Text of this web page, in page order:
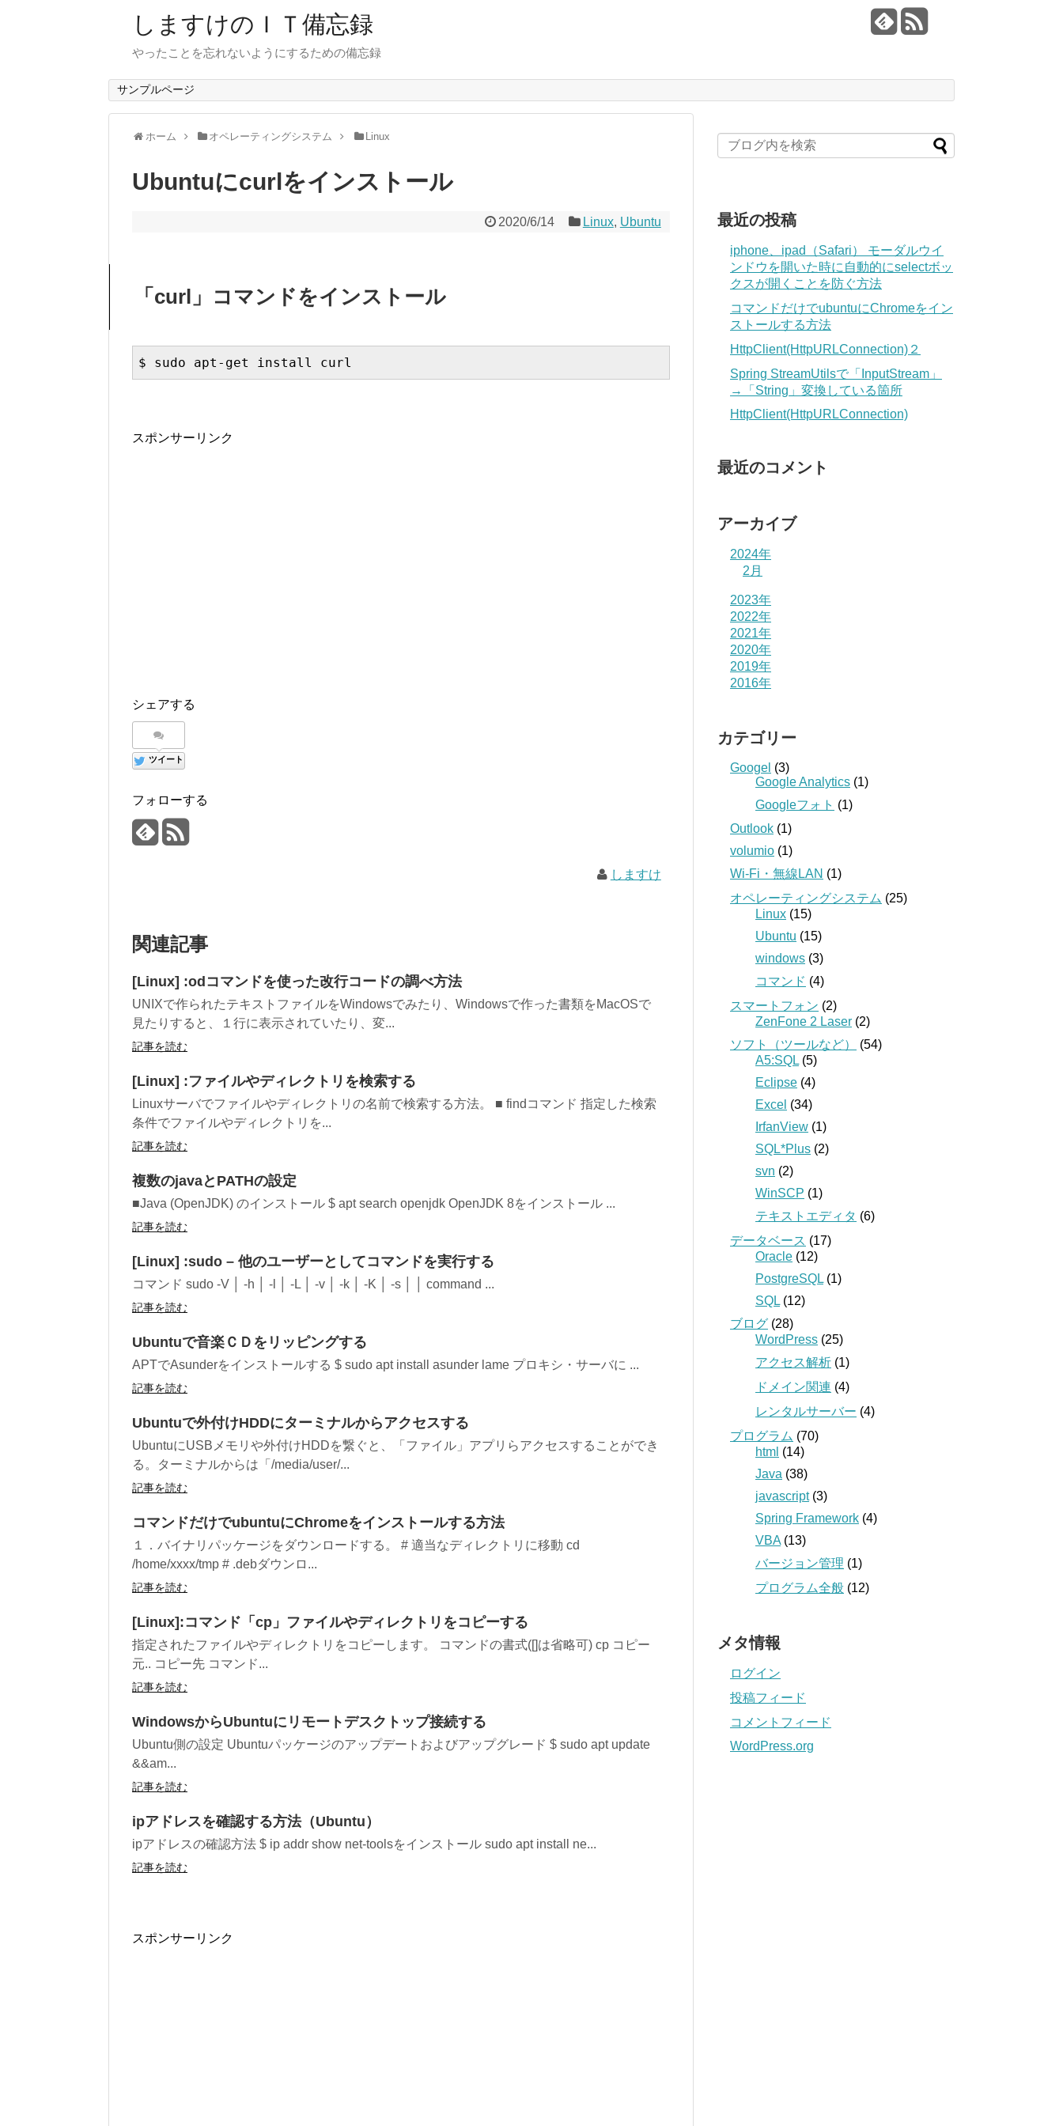
しますけのＩＴ備忘録
やったことを忘れないようにするための備忘録
サンプルページ
ホーム オペレーティングシステム Linux
Ubuntuにcurlをインストール
2020/6/14 Linux, Ubuntu
「curl」コマンドをインストール
$ sudo apt-get install curl
スポンサーリンク
シェアする
ツイート
フォローする
しますけ
関連記事
[Linux] :odコマンドを使った改行コードの調べ方法
UNIXで作られたテキストファイルをWindowsでみたり、Windowsで作った書類をMacOSで
見たりすると、１行に表示されていたり、変...
記事を読む
[Linux] :ファイルやディレクトリを検索する
Linuxサーバでファイルやディレクトリの名前で検索する方法。 ■ findコマンド 指定した検索
条件でファイルやディレクトリを...
記事を読む
複数のjavaとPATHの設定
■Java (OpenJDK) のインストール $ apt search openjdk OpenJDK 8をインストール ...
記事を読む
[Linux] :sudo – 他のユーザーとしてコマンドを実行する
コマンド sudo -V │ -h │ -l │ -L │ -v │ -k │ -K │ -s │ │ command ...
記事を読む
Ubuntuで音楽ＣＤをリッピングする
APTでAsunderをインストールする $ sudo apt install asunder lame プロキシ・サーバに ...
記事を読む
Ubuntuで外付けHDDにターミナルからアクセスする
UbuntuにUSBメモリや外付けHDDを繋ぐと、「ファイル」アプリらアクセスすることができ
る。ターミナルからは「/media/user/...
記事を読む
コマンドだけでubuntuにChromeをインストールする方法
１．バイナリパッケージをダウンロードする。 # 適当なディレクトリに移動 cd
/home/xxxx/tmp # .debダウンロ...
記事を読む
[Linux]:コマンド「cp」ファイルやディレクトリをコピーする
指定されたファイルやディレクトリをコピーします。 コマンドの書式([]は省略可) cp コピー
元.. コピー先 コマンド...
記事を読む
WindowsからUbuntuにリモートデスクトップ接続する
Ubuntu側の設定 Ubuntuパッケージのアップデートおよびアップグレード $ sudo apt update
&&am...
記事を読む
ipアドレスを確認する方法（Ubuntu）
ipアドレスの確認方法 $ ip addr show net-toolsをインストール sudo apt install ne...
記事を読む
スポンサーリンク
最近の投稿
iphone、ipad（Safari） モーダルウイ
ンドウを開いた時に自動的にselectボッ
クスが開くことを防ぐ方法
コマンドだけでubuntuにChromeをイン
ストールする方法
HttpClient(HttpURLConnection)２
Spring StreamUtilsで「InputStream」
→「String」変換している箇所
HttpClient(HttpURLConnection)
最近のコメント
アーカイブ
2024年
2月
2023年
2022年
2021年
2020年
2019年
2016年
カテゴリー
Googel (3)
Google Analytics (1)
Googleフォト (1)
Outlook (1)
volumio (1)
Wi-Fi・無線LAN (1)
オペレーティングシステム (25)
Linux (15)
Ubuntu (15)
windows (3)
コマンド (4)
スマートフォン (2)
ZenFone 2 Laser (2)
ソフト（ツールなど）
(54)
A5:SQL (5)
Eclipse (4)
Excel (34)
IrfanView (1)
SQL*Plus (2)
svn (2)
WinSCP (1)
テキストエディタ (6)
データベース (17)
Oracle (12)
PostgreSQL (1)
SQL (12)
ブログ (28)
WordPress (25)
アクセス解析 (1)
ドメイン関連 (4)
レンタルサーバー (4)
プログラム (70)
html (14)
Java (38)
javascript(3)
Spring Framework (4)
VBA (13)
バージョン管理 (1)
プログラム全般 (12)
メタ情報
ログイン
投稿フィード
コメントフィード
WordPress.org